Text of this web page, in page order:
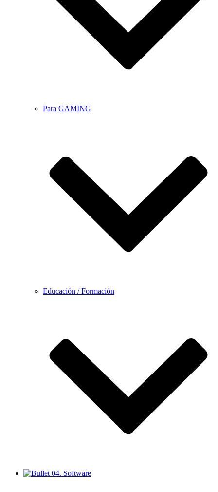
Para GAMING
Educación / Formación
04. Software